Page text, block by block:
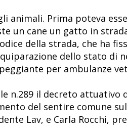
animali. Prima poteva
un cane un gatto in
della strada, che ha
dello stato
per ambulanze
n.289 il decreto
del sentire comune
Lav, e Carla Rocchi,